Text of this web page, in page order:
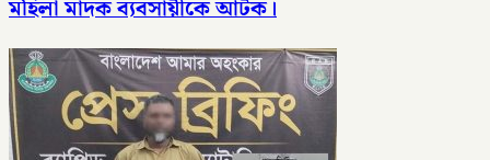
মহিলা মাদক ব্যবসায়ীকে আটক।